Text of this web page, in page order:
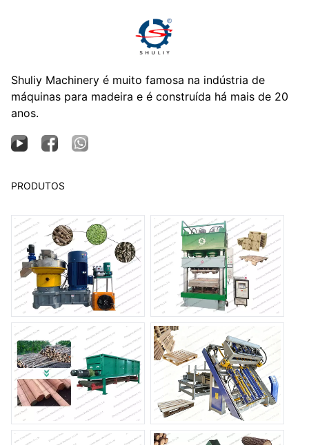
Shuliy Machinery é muito famosa na indústria de
máquinas para madeira e é construída há mais de 20
anos.
PRODUTOS